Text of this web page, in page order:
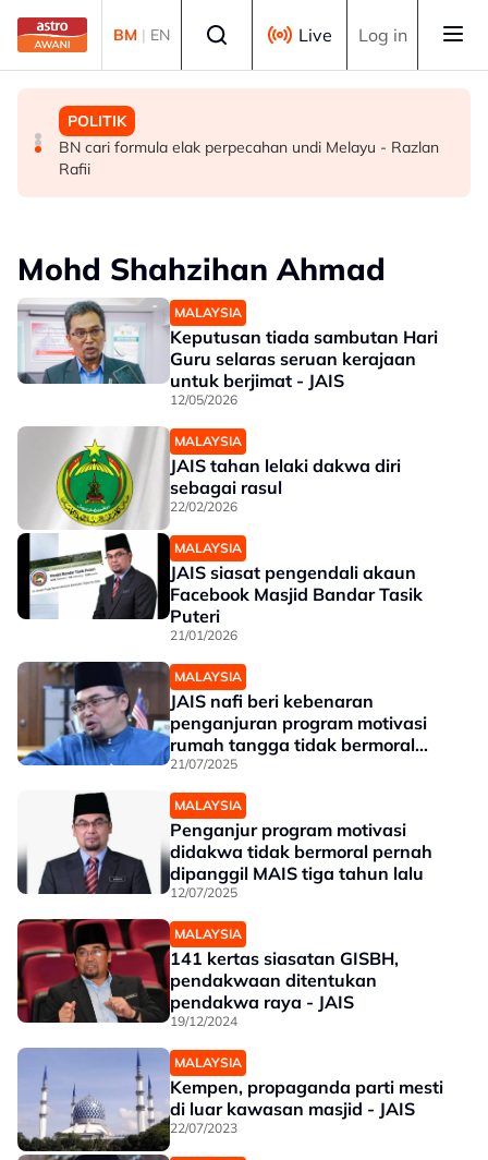
Skip to main content
BM | EN Live Log in
MALAYSIA
TH teliti memorandum NGO, terus laksana baki syor RCI
BISNES
Ringgit ditutup rendah berbanding dolar AS menjelang
pengumuman data pasaran buruh AS
POLITIK
BN cari formula elak perpecahan undi Melayu - Razlan
Rafii
Mohd Shahzihan Ahmad
MALAYSIA
Keputusan tiada sambutan Hari
Guru selaras seruan kerajaan
untuk berjimat - JAIS
12/05/2026
MALAYSIA
JAIS tahan lelaki dakwa diri
sebagai rasul
22/02/2026
MALAYSIA
JAIS siasat pengendali akaun
Facebook Masjid Bandar Tasik
Puteri
21/01/2026
MALAYSIA
JAIS nafi beri kebenaran
penganjuran program motivasi
rumah tangga tidak bermoral
pada 2022
21/07/2025
MALAYSIA
Penganjur program motivasi
didakwa tidak bermoral pernah
dipanggil MAIS tiga tahun lalu
12/07/2025
MALAYSIA
141 kertas siasatan GISBH,
pendakwaan ditentukan
pendakwa raya - JAIS
19/12/2024
MALAYSIA
Kempen, propaganda parti mesti
di luar kawasan masjid - JAIS
22/07/2023